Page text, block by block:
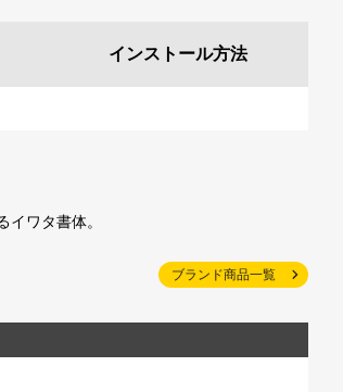
インストール方法
ワタ書体。
ブランド商品一覧